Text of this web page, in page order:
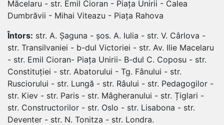
Măcelaru - str. Emil Cioran - Piața Unirii - Calea
Dumbrăvii - Mihai Viteazu - Piața Rahova
Întors: str. A. Șaguna - șos. A. Iulia - str. V. Cârlova -
str. Transilvaniei - b-dul Victoriei - str. Av. Ilie Macelaru
- str. Emil Cioran- Piața Unirii- B-dul C. Coposu - str.
Constituției - str. Abatorului - Tg. Fânului - str.
Rusciorului - str. Lungă - str. Râului - str. Pedagogilor -
str. Kiev - str. Paris - str. Mâgheranului - str. Țiglari -
str. Constructorilor - str. Oslo - str. Lisabona - str.
Deventer - str. N. Tonitza - str. Londra.